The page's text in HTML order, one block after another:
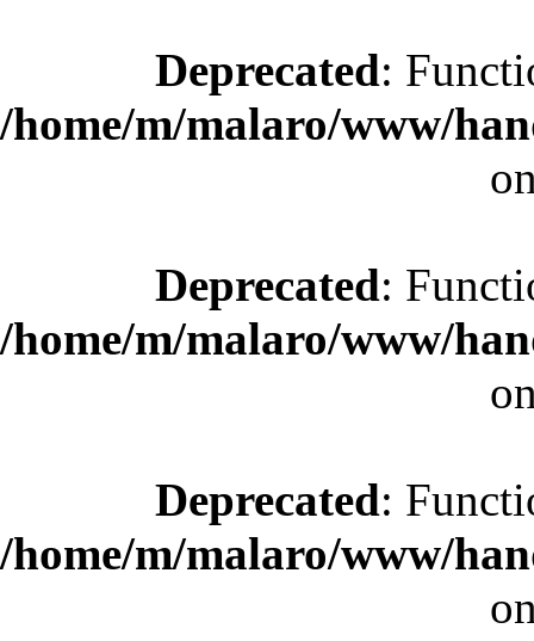
Deprecated:
/home/m/malaro/www/
Deprecated:
/home/m/malaro/www/
Deprecated:
/home/m/malaro/www/